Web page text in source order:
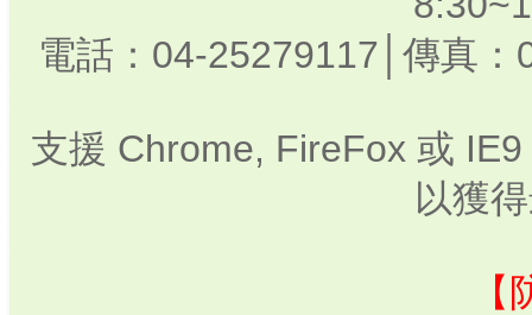
電話：04-25279117│傳真
支援 Chrome, FireFox 或
以獲